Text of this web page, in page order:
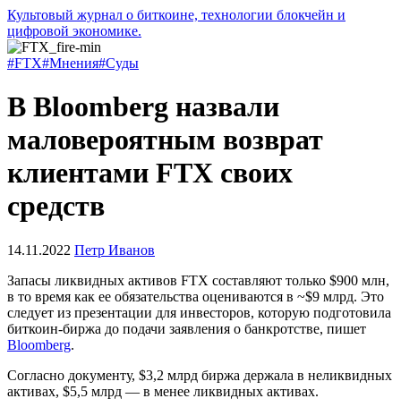
Культовый журнал о биткоине, технологии блокчейн и
цифровой экономике.
#FTX#Мнения#Суды
В Bloomberg назвали
маловероятным возврат
клиентами FTX своих
средств
14.11.2022 Петр Иванов
Запасы ликвидных активов FTX составляют только $900 млн,
в то время как ее обязательства оцениваются в ~$9 млрд. Это
следует из презентации для инвесторов, которую подготовила
биткоин-биржа до подачи заявления о банкротстве, пишет
Bloomberg.
Согласно документу, $3,2 млрд биржа держала в неликвидных
активах, $5,5 млрд — в менее ликвидных активах.